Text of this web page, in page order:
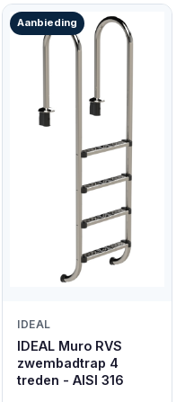
Aanbieding
IDEAL
IDEAL Muro RVS
zwembadtrap 4
treden - AISI 316